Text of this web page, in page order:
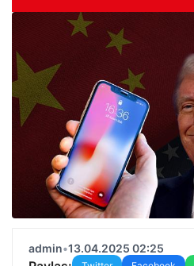
admin•13.04.2025 02:25